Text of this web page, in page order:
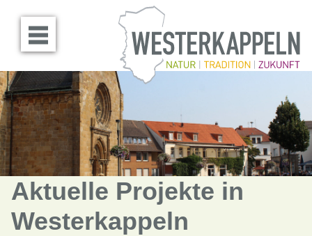
Menü öffnen
Aktuelle Projekte in
Westerkappeln